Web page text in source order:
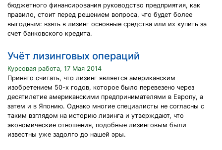
бюджетного финансирования руководство предприятия, как
правило, стоит перед решением вопроса, что будет более
выгодным: взять в лизинг основные средства или их купить за
счет банковского кредита.
Учёт лизинговых операций
Курсовая работа, 17 Мая 2014
Принято считать, что лизинг является американским
изобретением 50-х годов, которое было перевезено через
десятилетие американскими предпринимателями в Европу, а
затем и в Японию. Однако многие специалисты не согласны с
таким взглядом на историю лизинга и утверждают, что
экономические отношения, подобные лизинговым были
известны уже задолго до нашей эры.